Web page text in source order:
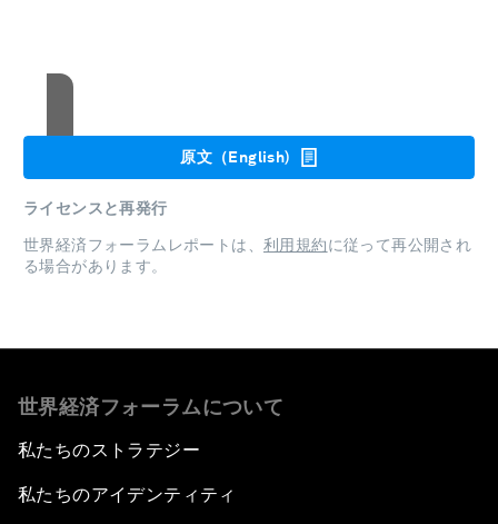
原文（English)
ライセンスと再発行
世界経済フォーラムレポートは、 利用規約に従って再公開され
る場合があります。
世界経済フォーラムについて
私たちのストラテジー
私たちのアイデンティティ